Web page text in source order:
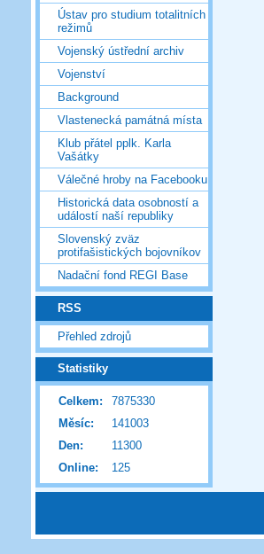
Ústav pro studium totalitních
režimů
Vojenský ústřední archiv
Vojenství
Background
Vlastenecká památná místa
Klub přátel pplk. Karla
Vašátky
Válečné hroby na Facebooku
Historická data osobností a
událostí naší republiky
Slovenský zväz
protifašistických bojovníkov
Nadační fond REGI Base
RSS
Přehled zdrojů
Statistiky
Online: 125
Celkem:
7875330
Měsíc:
141003
Den:
11300